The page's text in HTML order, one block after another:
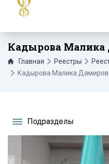
Кадырова Малика
Главная Реестры
Кадырова Малика
Подразделы